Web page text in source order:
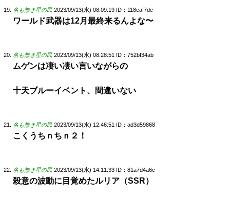
名も無き星の民 2023/09/13(水) 08:09:19 ID：118eaf7de
ワールド武器は12月最終来るんよな〜
名も無き星の民 2023/09/13(水) 08:28:51 ID：752bf34ab
ムゲンは凄い凄い言いながらの
十天ブルーイベント、間違いない
名も無き星の民 2023/09/13(水) 12:46:51 ID：ad3d59868
こくうちｎちｎ２！
名も無き星の民 2023/09/13(水) 14:11:33 ID：81a7d4a6c
殺意の波動に目覚めたルリア（SSR）